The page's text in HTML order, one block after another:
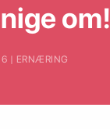
om!
| ERNÆRING